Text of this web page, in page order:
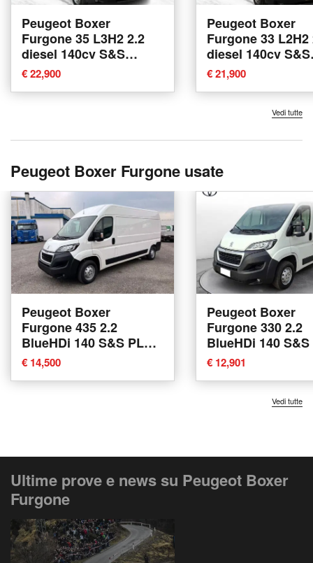
Peugeot Boxer
Furgone 35 L3H2 2.2
diesel 140cv S&S
vetrato at8 nuova a
Bologna
€ 22,900
Peugeot Boxer
Furgone 33 L2H2
diesel 140cv S&S
nuova a Bologna
€ 21,900
Vedi tutte
Peugeot Boxer Furgone usate
Peugeot Boxer
Furgone 435 2.2
BlueHDi 140 S&S PLM-
SL-TA Furgone
Premium del 2019
usata a Castegnato
€ 14,500
Peugeot Boxer
Furgone 330 2.2
BlueHDi 140 S&S
TN Furgone
del 2021 usata a
€ 12,901
Vedi tutte
Ultime prove e news su Peugeot Boxer
Furgone